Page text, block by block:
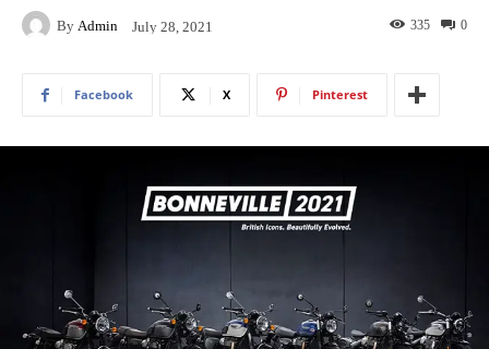
By Admin July 28, 2021 0
335
Facebook X Pinterest